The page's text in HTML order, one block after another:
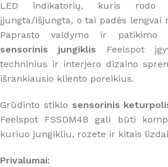
LED indikatorių, kuris rodo
įjungta/išjungta, o tai padės lengvai
Paprasto valdymo ir patikimo
sensorinis jungiklis Feelspot
techninius ir interjero dizaino
išrankiausio kliento poreikius.
Grūdinto stiklo sensorinis
Feelspot FSSDM4B gali būti
kuriuo jungikliu, rozete ir kitais
Privalumai: